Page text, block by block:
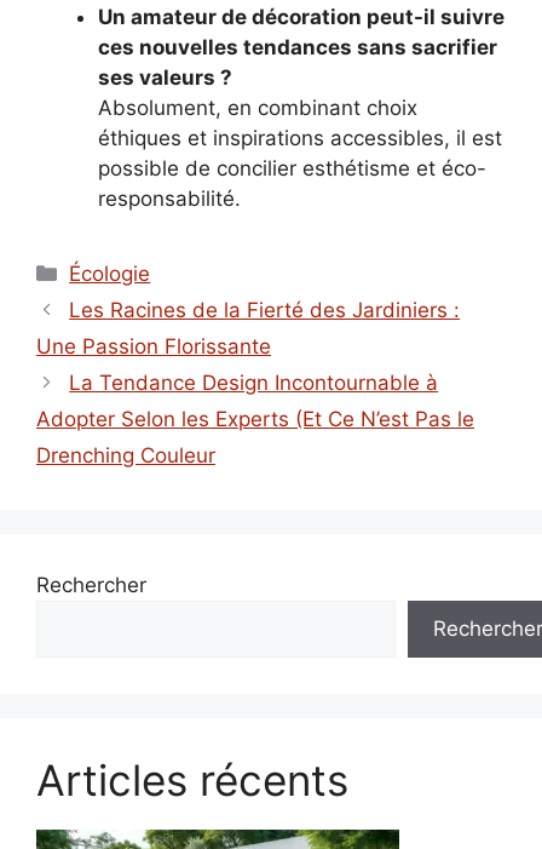
Un amateur de décoration peut-il suivre
ces nouvelles tendances sans sacrifier
ses valeurs ?
Absolument, en combinant choix
éthiques et inspirations accessibles, il est
possible de concilier esthétisme et éco-
responsabilité.
Catégories
Écologie
Les Racines de la Fierté des Jardiniers :
Une Passion Florissante
La Tendance Design Incontournable à
Adopter Selon les Experts (Et Ce N’est Pas le
Drenching Couleur
Rechercher
Rechercher
Articles récents